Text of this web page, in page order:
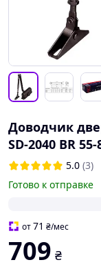
Доводчик
SD-2040 BR
5.0 (3)
Готово к отправке
от71 ₴/мес
709 ₴